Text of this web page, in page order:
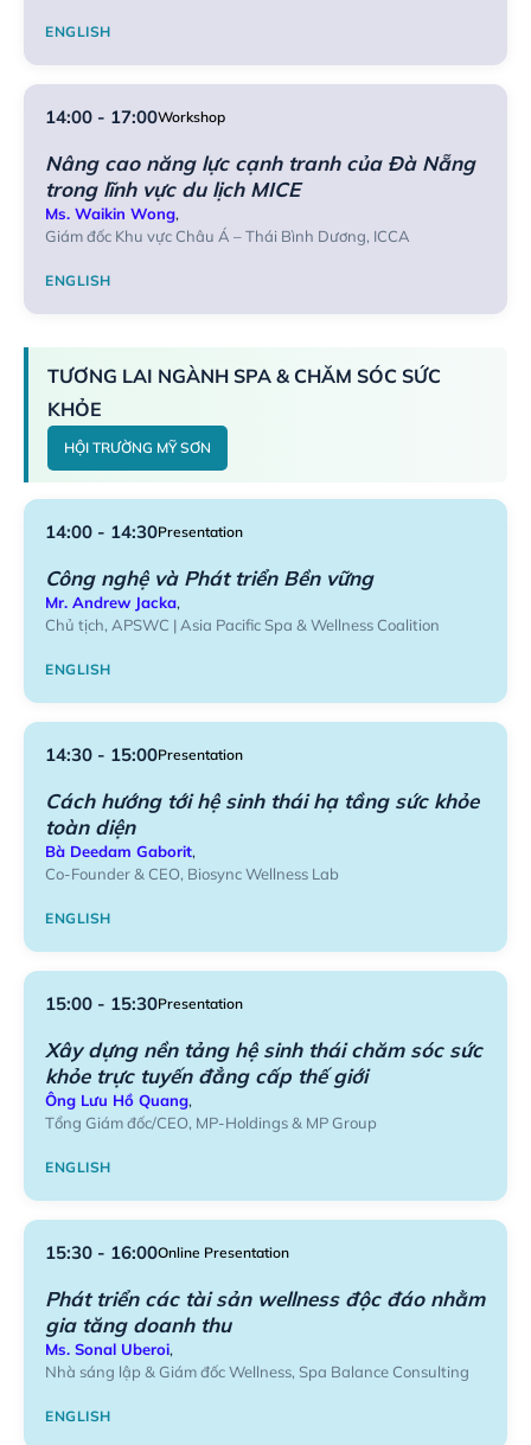
ENGLISH
14:00 - 17:00Workshop
Nâng cao năng lực cạnh tranh của Đà Nẵng
trong lĩnh vực du lịch MICE
Ms. Waikin Wong,
Giám đốc Khu vực Châu Á – Thái Bình Dương, ICCA
ENGLISH
TƯƠNG LAI NGÀNH SPA & CHĂM SÓC SỨC
KHỎE
HỘI TRƯỜNG MỸ SƠN
14:00 - 14:30Presentation
Công nghệ và Phát triển Bền vững
Mr. Andrew Jacka,
Chủ tịch, APSWC | Asia Pacific Spa & Wellness Coalition
ENGLISH
14:30 - 15:00Presentation
Cách hướng tới hệ sinh thái hạ tầng sức khỏe
toàn diện
Bà Deedam Gaborit,
Co-Founder & CEO, Biosync Wellness Lab
ENGLISH
15:00 - 15:30Presentation
Xây dựng nền tảng hệ sinh thái chăm sóc sức
khỏe trực tuyến đẳng cấp thế giới
Ông Lưu Hồ Quang,
Tổng Giám đốc/CEO, MP-Holdings & MP Group
ENGLISH
15:30 - 16:00Online Presentation
Phát triển các tài sản wellness độc đáo nhằm
gia tăng doanh thu
Ms. Sonal Uberoi,
Nhà sáng lập & Giám đốc Wellness, Spa Balance Consulting
ENGLISH